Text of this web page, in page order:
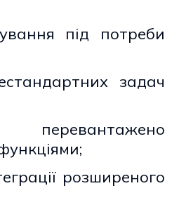
під потреби
задач
розширеного